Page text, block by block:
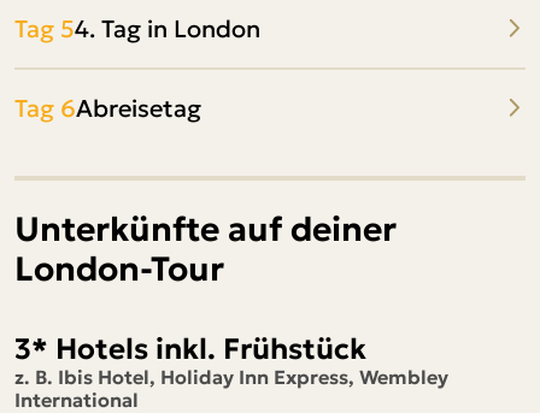
Tag 54. Tag in London
Tag 6Abreisetag
Unterkünfte auf deiner
London-Tour
3* Hotels inkl. Frühstück
z. B. Ibis Hotel, Holiday Inn Express, Wembley
International